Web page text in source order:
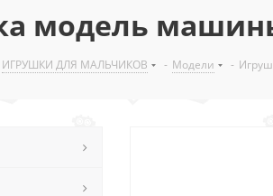
модель
ИГРУШКИ ДЛЯ МАЛЬЧИКОВ - Модели -